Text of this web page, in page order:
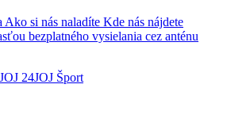
Ako si nás naladíte Kde nás nájdete
bezplatného vysielania cez anténu
JOJ 24JOJ Šport